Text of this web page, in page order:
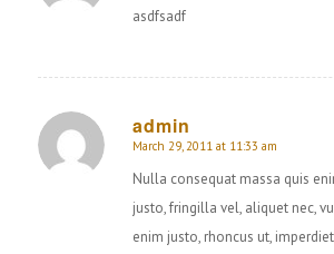
asdfsadf
admin
says:
March 29, 2011 at 11:33 am
Nulla consequat massa quis
justo, fringilla vel, aliquet nec,
enim justo, rhoncus ut,